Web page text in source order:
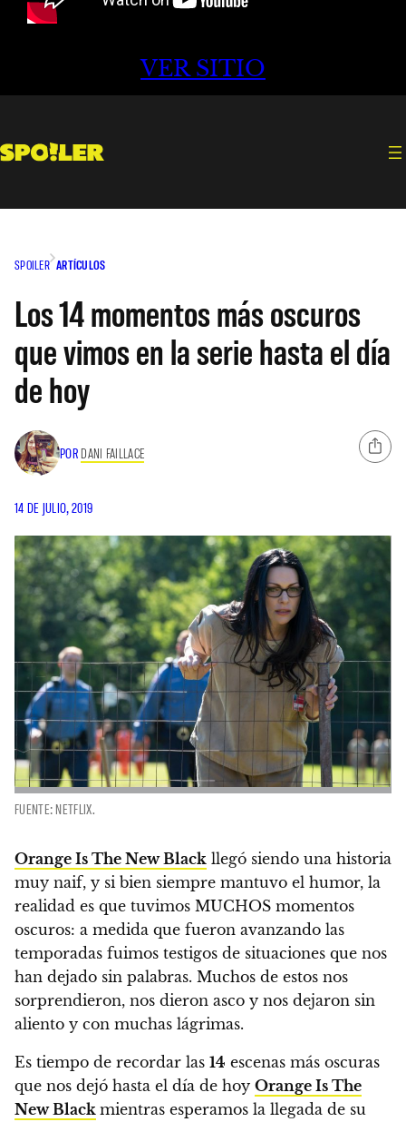
VER SITIO
SPOILER ARTÍCULOS
Los 14 momentos más oscuros
que vimos en la serie hasta el día
de hoy
POR DANI FAILLACE
14 DE JULIO, 2019
FUENTE: NETFLIX.
Orange Is The New Black llegó siendo una historia
muy naif, y si bien siempre mantuvo el humor, la
realidad es que tuvimos MUCHOS momentos
oscuros: a medida que fueron avanzando las
temporadas fuimos testigos de situaciones que nos
han dejado sin palabras. Muchos de estos nos
sorprendieron, nos dieron asco y nos dejaron sin
aliento y con muchas lágrimas.
Es tiempo de recordar las 14 escenas más oscuras
que nos dejó hasta el día de hoy Orange Is The
New Black mientras esperamos la llegada de su